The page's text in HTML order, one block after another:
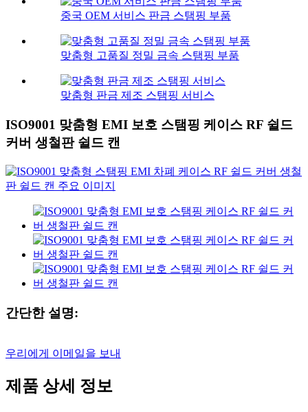
중국 OEM 서비스 판금 스탬핑 부품
맞춤형 고품질 정밀 금속 스탬핑 부품
맞춤형 판금 제조 스탬핑 서비스
ISO9001 맞춤형 EMI 보호 스탬핑 케이스 RF 쉴드
커버 생철판 쉴드 캔
간단한 설명:
우리에게 이메일을 보내
제품 상세 정보